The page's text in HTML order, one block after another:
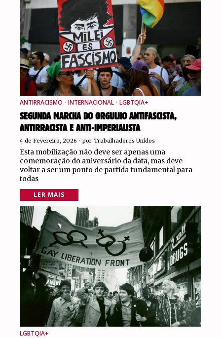
ANTIRRACISMO · INTERNACIONAL · LGBTQIA+
SEGUNDA MARCHA DO ORGULHO ANTIFASCISTA,
ANTIRRACISTA E ANTI-IMPERIALISTA
4 de Fevereiro, 2026 por Trabalhadores Unidos
Esta mobilização não deve ser apenas uma
comemoração do aniversário da data, mas deve
voltar a ser um ponto de partida fundamental para
todas
LER MAIS
LGBTQIA+